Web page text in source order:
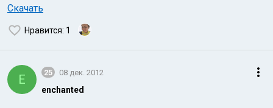
Скачать
Нравится: 1
E 25 08 дек. 2012
enchanted